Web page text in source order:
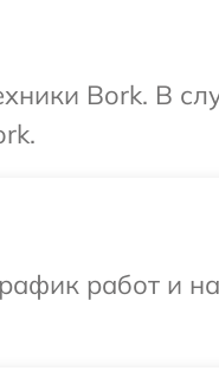
Bork. В
работ и